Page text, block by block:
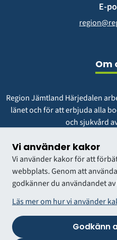
Vi använder kakor
Vi använder kakor för att
webbplats. Genom att
godkänner du användandet
Läs mer om hur vi använder
Godkänn
E-
Om
Region Jämtland Härjedalen
länet och för att erbjuda alla
och sjukvård
Vår vision är att vara en
VÅRDGIVARWEBB